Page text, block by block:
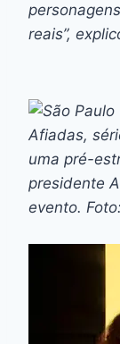
reais”,